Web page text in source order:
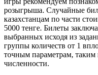
розыгрыша. Случайные
казахстанцам по части
5000 тенге. Билеты
выбранных исходя из
группы количеств от 1
точным параметрам,
численности.